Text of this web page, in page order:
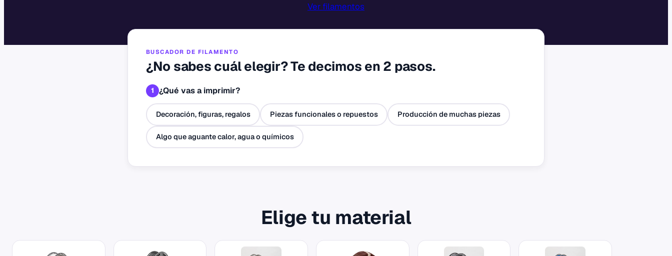
Ver filamentos
BUSCADOR DE FILAMENTO
¿No sabes cuál elegir? Te decimos en 2 pasos.
1 ¿Qué vas a imprimir?
Decoración, figuras, regalos Piezas funcionales o repuestos Producción de muchas piezas
Algo que aguante calor, agua o químicos
Elige tu material